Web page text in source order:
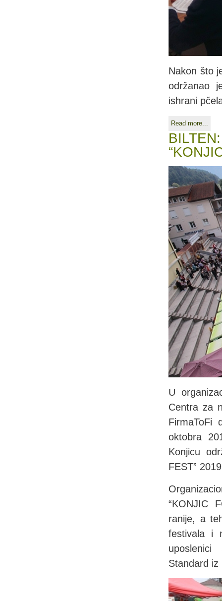
Nakon što
održanao
ishrani
Read more...
U
Centra za
oktobra
Konjicu
FEST”
“KONJIC
ranije, a
festivala i
uposlenici
Standard iz